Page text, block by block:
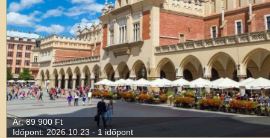
Ár: 89 900 Ft
Időpont: 2026.10.23 - 1 időpont